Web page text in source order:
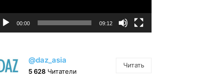
00:00 09:12
@daz_asia
5 628 Читатели
Читать